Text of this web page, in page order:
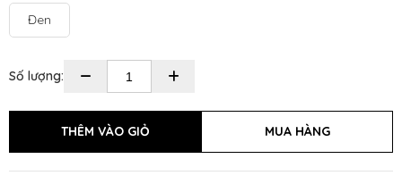
Đen
Số lượng: